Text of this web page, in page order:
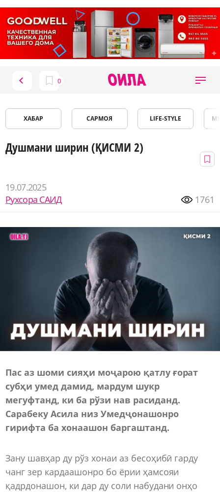
ХАБАР САРМОЯ LIFE-STYLE
Душмани ширин (ҚИСМИ 2)
19.07.2025
Рухсора САИД
1761
Пас аз шоми сияҳи моҷарою қатлу ғорат
субҳи умед дамид, мардум шукр
мегуфтанд, ки ба рўзи нав расиданд.
Сарабеку Асила низ Умедҷонашонро
гирифта ба хонаашон баргаштанд.
Зану шавҳар ду рўз хонаи аз бесоҳибӣ гарду
чанг зер кардаашонро бо ёрии ҳамсояи
қадрдонашон, ки дар ду соли набудани онҳо